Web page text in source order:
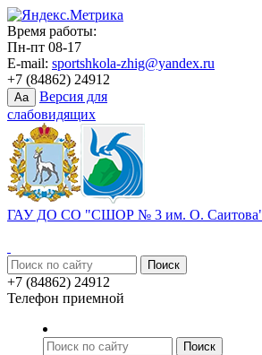
Время работы:
Пн-пт 08-17
E-mail: sportshkola-zhig@yandex.ru
+7 (84862) 24912
Aa
Версия для
слабовидящих
ГАУ ДО СО "СШОР № 3 им. О.
+7 (84862) 24912
Телефон приемной